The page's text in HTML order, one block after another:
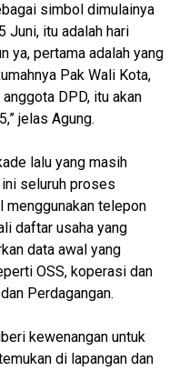
simbol dimulainya
Juni, itu adalah hari
ya, pertama adalah yang
Pak Wali Kota,
DPD, itu akan
jelas Agung.
lalu yang masih
seluruh proses
menggunakan telepon
daftar usaha yang
data awal yang
OSS, koperasi dan
Perdagangan.
kewenangan untuk
di lapangan dan